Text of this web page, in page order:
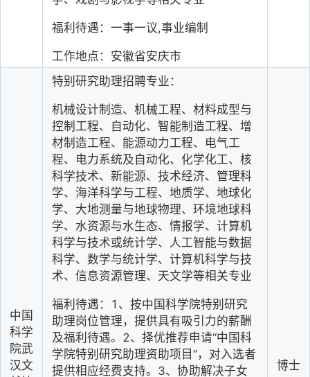
福利待遇：一事一议,事业编制
工作地点：安徽省安庆市
中国
科学
院武
汉文
特别研究助理招聘专业：
机械设计制造、机械工程、材料成型与
控制工程、自动化、智能制造工程、增
材制造工程、能源动力工程、电气工
程、电力系统及自动化、化学化工、核
科学技术、新能源、技术经济、管理科
学、海洋科学与工程、地质学、地球化
学、大地测量与地球物理、环境地球科
学、水资源与水生态、情报学、计算机
科学与技术或统计学、人工智能与数据
科学、数学与统计学、计算机科学与技
术、信息资源管理、天文学等相关专业
福利待遇：1、按中国科学院特别研究
助理岗位管理，提供具有吸引力的薪酬
及福利待遇。2、择优推荐申请“中国科
学院特别研究助理资助项目”，对入选者
提供相应经费支持。3、协助解决子女
博士